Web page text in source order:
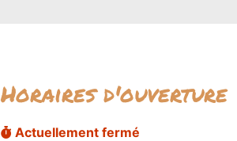
Horaires d'ouverture
Actuellement fermé